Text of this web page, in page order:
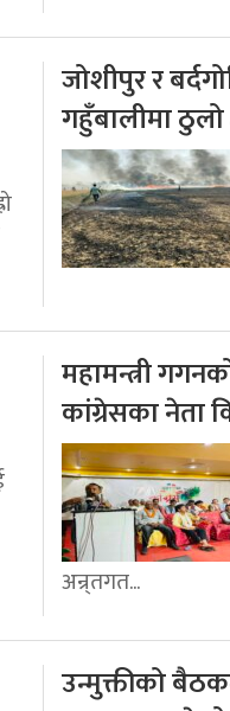
जोशीपुर र
गहुँबालीमा ठुलो
महामन्त्री
कांग्रेसका नेता
अन्र्तगत...
उन्मुक्तीको